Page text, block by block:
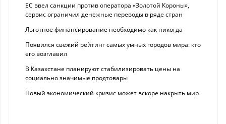
ЕС ввел санкции против оператора «Золотой Короны»,
сервис ограничил денежные переводы в ряде стран
Льготное финансирование необходимо как никогда
Появился свежий рейтинг самых умных городов мира: кто
его возглавил
В Казахстане планируют стабилизировать цены на
социально значимые продтовары
Новый экономический кризис может вскоре накрыть мир